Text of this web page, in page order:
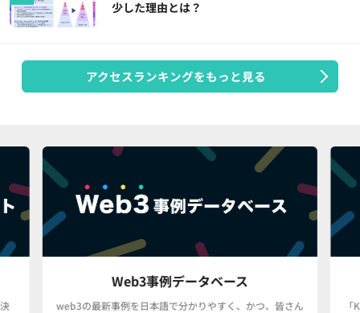
少した理由とは？
アクセスランキングをもっと見る
Web3事例データベース
web3の最新事例を日本語で分かりやすく、かつ、皆さん